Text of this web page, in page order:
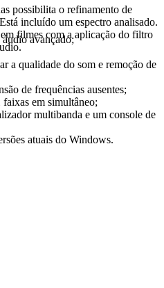
possibilita o refinamento de
incluído um espectro analisado.
filmes com a aplicação do filtro
avançado;
a qualidade do som e remoção de
de frequências ausentes;
em simultâneo;
multibanda e um console de
atuais do Windows.